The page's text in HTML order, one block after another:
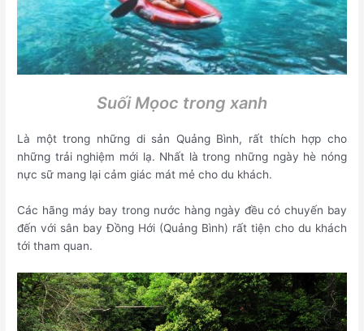
Suối Mọoc trong xanh
Là một trong những di sản Quảng Bình, rất thích hợp cho
những trải nghiệm mới lạ. Nhất là trong những ngày hè nóng
nực sữ mang lại cảm giác mát mẻ cho du khách.
Các hãng máy bay trong nước hàng ngày đều có chuyến bay
đến với sân bay Đồng Hới (Quảng Bình) rất tiện cho du khách
tới tham quan.